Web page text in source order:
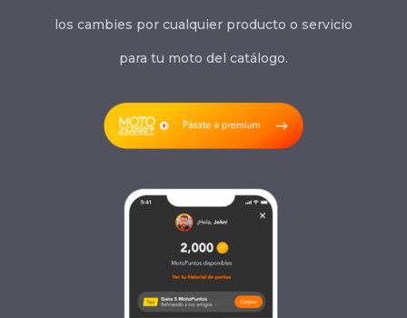
los cambies por cualquier producto o servicio
para tu moto del catálogo.